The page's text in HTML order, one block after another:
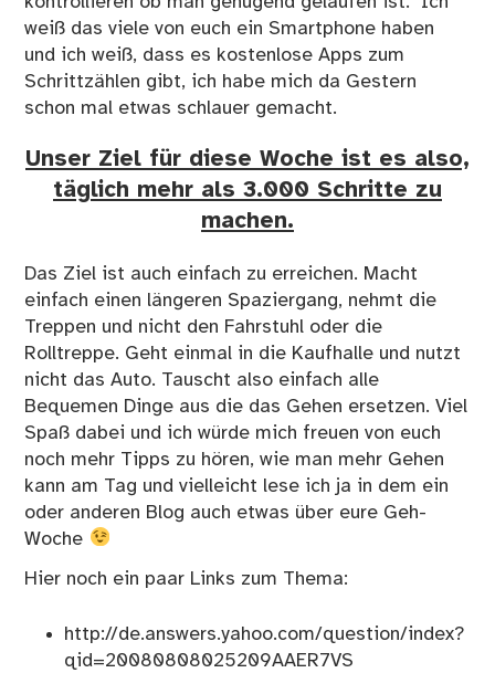
weiß das viele von euch ein Smartphone haben
und ich weiß, dass es kostenlose Apps zum
Schrittzählen gibt, ich habe mich da Gestern
schon mal etwas schlauer gemacht.
Unser Ziel für diese Woche ist es also,
täglich mehr als 3.000 Schritte zu
machen.
Das Ziel ist auch einfach zu erreichen. Macht
einfach einen längeren Spaziergang, nehmt die
Treppen und nicht den Fahrstuhl oder die
Rolltreppe. Geht einmal in die Kaufhalle und nutzt
nicht das Auto. Tauscht also einfach alle
Bequemen Dinge aus die das Gehen ersetzen. Viel
Spaß dabei und ich würde mich freuen von euch
noch mehr Tipps zu hören, wie man mehr Gehen
kann am Tag und vielleicht lese ich ja in dem ein
oder anderen Blog auch etwas über eure Geh-
Woche
Hier noch ein paar Links zum Thema:
http://de.answers.yahoo.com/question/index?
qid=20080808025209AAER7VS